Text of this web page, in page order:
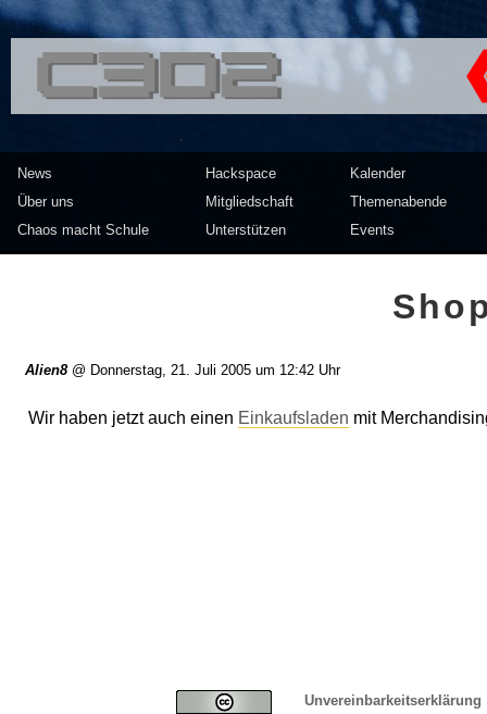
<<</>> Chaos Computer
News
Über uns
Chaos macht Schule
Hackspace
Mitgliedschaft
Unterstützen
Kalender
Themenabende
Events
Alien8@ Donnerstag, 21. Juli 2005 um 12:42 Uhr
Wir haben jetzt auch einen Einkaufsladen mit
Unvereinbarkeitserklärung